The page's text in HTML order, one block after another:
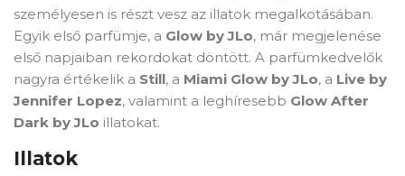
személyesen is részt vesz az illatok megalkotásában.
Egyik első parfümje, a Glow by JLo, már megjelenése
első napjaiban rekordokat döntött. A parfümkedvelők
nagyra értékelik a Still, a Miami Glow by JLo, a Live by
Jennifer Lopez, valamint a leghíresebb Glow After
Dark by JLo illatokat.
Illatok